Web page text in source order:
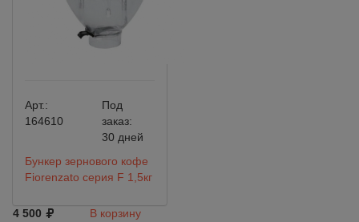
Арт.:
164610
Под
заказ:
30 дней
Бункер зернового кофе
Fiorenzato серия F 1,5кг
4 500
В корзину